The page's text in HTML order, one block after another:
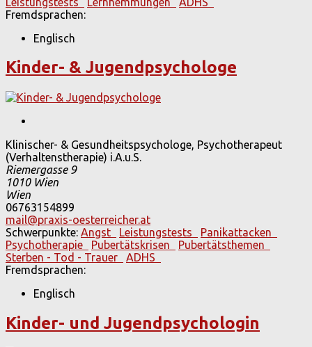
Fremdsprachen:
Englisch
Kinder- & Jugendpsychologe
Klinischer- & Gesundheitspsychologe, Psychotherapeut
(Verhaltenstherapie) i.A.u.S.
Riemergasse 9
1010Wien
Wien
06763154899
mail@praxis-oesterreicher.at
Schwerpunkte: Angst Leistungstests
Panikattacken
Psychotherapie
Pubertätskrisen
Pubertätsthemen
Sterben - Tod - Trauer
ADHS
Fremdsprachen:
Englisch
Kinder- und Jugendpsychologin